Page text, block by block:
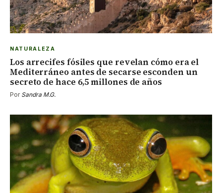
NATURALEZA
Los arrecifes fósiles que revelan cómo era el
Mediterráneo antes de secarse esconden un
secreto de hace 6,5 millones de años
Por Sandra M.G.